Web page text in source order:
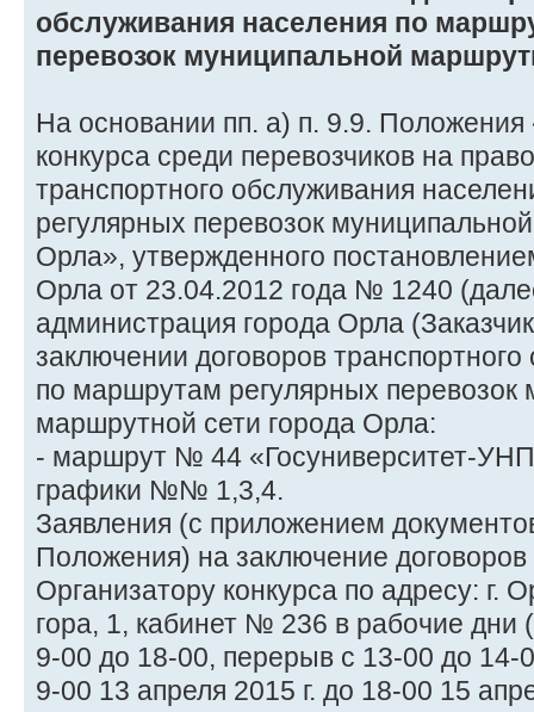
обслуживания населения по
перевозок муниципальной
На основании пп. а) п. 9.9.
конкурса среди перевозчиков на
транспортного обслуживания
регулярных перевозок
Орла», утвержденного
Орла от 23.04.2012 года № 1240
администрация города Орла
заключении договоров
по маршрутам регулярных перевозок
маршрутной сети города Орла:
- маршрут № 44 «Госуниверситет-
графики №№ 1,3,4.
Заявления (с приложением
Положения) на заключение договоров
Организатору конкурса по адресу: г.
гора, 1, кабинет № 236 в рабочие дни
9-00 до 18-00, перерыв с 13-00 до 14-
9-00 13 апреля 2015 г. до 18-00 15